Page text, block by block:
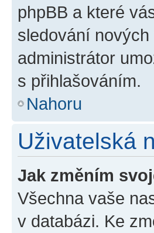
phpBB a které
sledování
administrátor
s přihlašováním.
Nahoru
Uživatelská
Jak změním
Všechna vaše
v databázi. Ke